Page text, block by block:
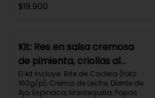
Cherry, Receta Impresa.
$19.900
Kit: Res en salsa cremosa
de pimienta, criollas al
romero y verduras-105
El kit incluye: Bife de Cadera (foto
160g/p), Crema de Leche, Diente de
Ajo, Espinaca, Mantequilla, Papas